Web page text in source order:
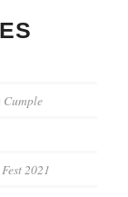
Cumple
2021